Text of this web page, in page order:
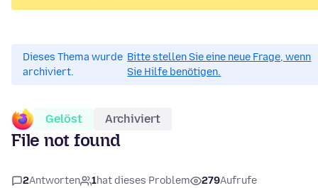
Dieses Thema wurde
archiviert.
Bitte stellen Sie eine neue Frage, wenn
Sie Hilfe benötigen.
Gelöst Archiviert
File not found
2Antworten 1hat dieses Problem 279Aufrufe